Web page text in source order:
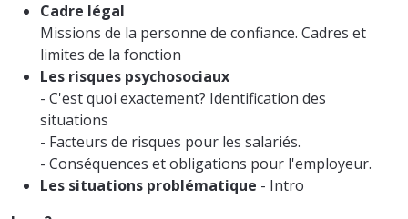
Cadre légal
Missions de la personne de confiance. Cadres et
limites de la fonction
Les risques psychosociaux
- C'est quoi exactement? Identification des
situations
- Facteurs de risques pour les salariés.
- Conséquences et obligations pour l'employeur.
Les situations problématique - Intro